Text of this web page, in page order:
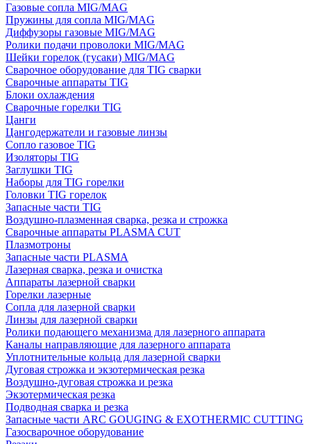
Газовые сопла MIG/MAG
Пружины для сопла MIG/MAG
Диффузоры газовые MIG/MAG
Ролики подачи проволоки MIG/MAG
Шейки горелок (гусаки) MIG/MAG
Сварочное оборудование для TIG сварки
Сварочные аппараты TIG
Блоки охлаждения
Сварочные горелки TIG
Цанги
Цангодержатели и газовые линзы
Сопло газовое TIG
Изоляторы TIG
Заглушки TIG
Наборы для TIG горелки
Головки TIG горелок
Запасные части TIG
Воздушно-плазменная сварка, резка и строжка
Сварочные аппараты PLASMA CUT
Плазмотроны
Запасные части PLASMA
Лазерная сварка, резка и очистка
Аппараты лазерной сварки
Горелки лазерные
Сопла для лазерной сварки
Линзы для лазерной сварки
Ролики подающего механизма для лазерного аппарата
Каналы направляющие для лазерного аппарата
Уплотнительные кольца для лазерной сварки
Дуговая строжка и экзотермическая резка
Воздушно-дуговая строжка и резка
Экзотермическая резка
Подводная сварка и резка
Запасные части ARC GOUGING & EXOTHERMIC CUTTING
Газосварочное оборудование